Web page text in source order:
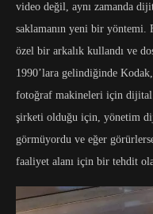
video değil, aynı zamanda
saklamanın yeni bir yöntemi.
özel bir arkalık kullandı ve
1990’lara gelindiğinde
fotoğraf makineleri için
şirketi olduğu için, yönetim
görmüyordu ve eğer
faaliyet alanı için bir tehdit